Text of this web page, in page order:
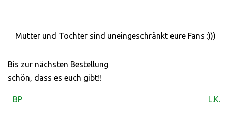
Mutter und Tochter sind uneingeschränkt eure Fans :)))
Bis zur nächsten Bestellung
schön, dass es euch gibt!!
BP L.K.